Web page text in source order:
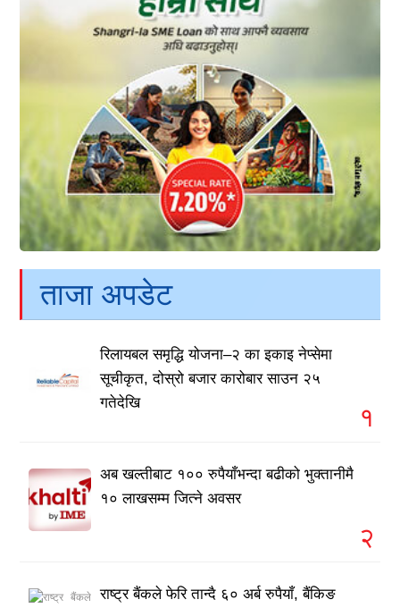
ताजा अपडेट
रिलायबल समृद्धि योजना–२ का इकाइ नेप्सेमा
सूचीकृत, दोस्रो बजार कारोबार साउन २५
गतेदेखि
१
अब खल्तीबाट १०० रुपैयाँभन्दा बढीको भुक्तानीमै
१० लाखसम्म जित्ने अवसर
२
राष्ट्र बैंकले फेरि तान्दै ६० अर्ब रुपैयाँ, बैंकिङ